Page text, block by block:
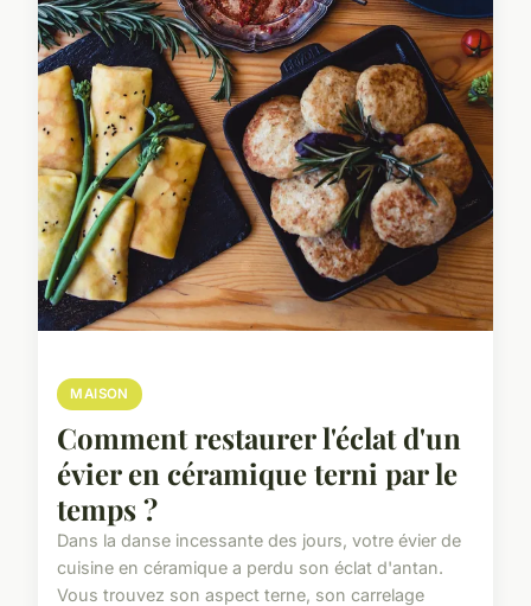
MAISON
Comment restaurer l'éclat d'un
évier en céramique terni par le
temps ?
Dans la danse incessante des jours, votre évier de
cuisine en céramique a perdu son éclat d'antan.
Vous trouvez son aspect terne, son carrelage